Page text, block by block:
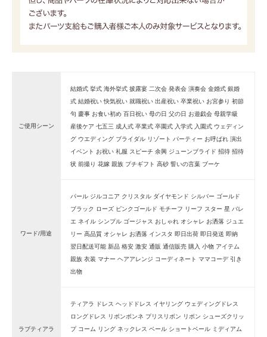
ご使用シーン
結婚式 挙式 海外挙式 披露宴 二次会 発表会 演奏会 金婚式 銀婚
式 結婚祝い 快気祝い 就職祝い 出産祝い 卒業祝い お宮参り 初節
句 慶事 お食い初め 百日祝い 母の日 父の日 お遊戯会 母親学級
産後ケア 七五三 成人式 卒業式 卒園式 入学式 入園式 ウェディン
グ ウエディング ブライダル リゾート パーティー お呼ばれ 演出
イベント お祝い 礼服 スピーチ 余興 ジューンブライド 招待 招待
状 前撮り 花嫁 親族 プチギフト 高砂 誓いの言葉 ブーケ
ワード/用途
パール ジルコニア クリスタル ダイヤモンド シルバー ゴールド
ブラック ローズ ピンクゴールド モチーフ リーフ スター 星 バレ
エ ネイル シンプル ゴージャス おしゃれ オシャレ お洒落 ジュエ
リー 高品質 オシャレ お洒落 インスタ 即日出荷 即日発送 即納
翌日配送可能 新品 格安 激安 通販 通信販売 購入 小物 アイテム
親族 衣装 マナー ヘアアレンジ コーディネート ママコーデ 引き
出物
ラブティアラ
ティアラ ドレス ヘッドドレス イヤリング ウェディングドレス
ロングドレス リボンボンネ プリスリボン リボン シューズクリッ
プ コーム リング ネックレス ベール ショートベール ミディアム